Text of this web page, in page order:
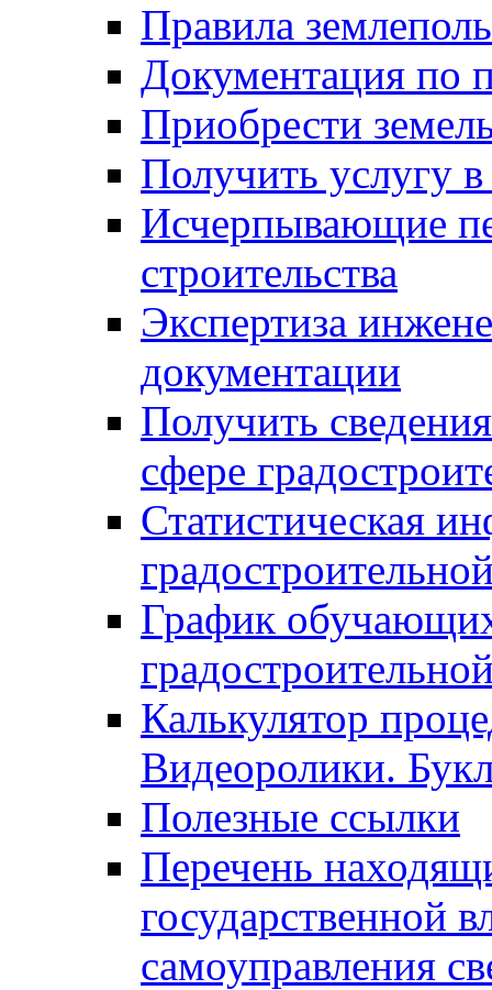
Правила
Документация по
Приобрести
Получить услугу в
Исчерпывающие
строительства
Экспертиза
документации
Получить
сфере
Статистическая
График
Калькулятор
Видеоролики.
Полезные ссылки
Перечень
государственной
самоуправления